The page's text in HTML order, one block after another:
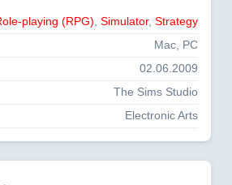
playing (RPG) Simulator, Strategy
Mac, PC
02.06.2009
The Sims Studio
Electronic Arts